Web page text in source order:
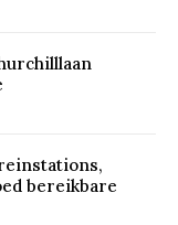
bereikbare